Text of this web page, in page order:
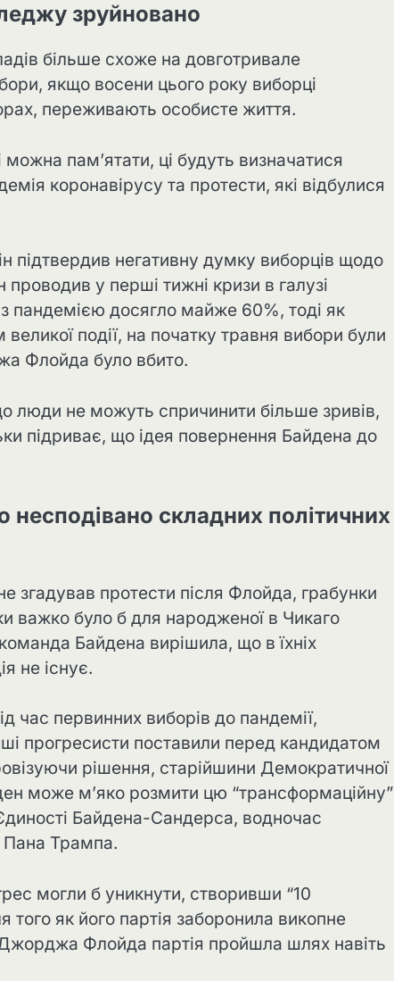
зруйновано
більше схоже на довготривале
якщо восени цього року виборці
переживають особисте життя.
пам’ятати, ці будуть визначатися
коронавірусу та протести, які відбулися
негативну думку виборців щодо
у перші тижні кризи в галузі
пандемією досягло майже 60%, тоді як
події, на початку травня вибори були
Флойда було вбито.
люди не можуть спричинити більше зривів,
підриває, що ідея повернення Байдена до
несподівано складних політичних
згадував протести після Флойда, грабунки
важко було б для народженої в Чикаго
Байдена вирішила, що в їхніх
не існує.
час первинних виборів до пандемії,
прогресисти поставили перед кандидатом
рішення, старійшини Демократичної
може м’яко розмити цю “трансформаційну”
Байдена-Сандерса, водночас
Пана Трампа.
могли б уникнути, створивши “10
того як його партія заборонила викопне
Джорджа Флойда партія пройшла шлях навіть